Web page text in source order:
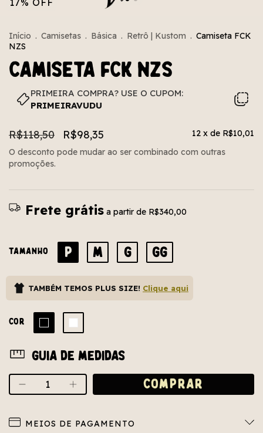
17% OFF
Início . Camisetas . Básica . Retrô | Kustom . Camiseta FCK
NZS
Camiseta FCK NZS
PRIMEIRA COMPRA? USE O CUPOM:
PRIMEIRAVUDU
R$118,50 R$98,35 12 x de R$10,01
O desconto pode mudar ao ser combinado com outras
promoções.
Frete grátis a partir de R$340,00
TAMANHO P M G GG
TAMBÉM TEMOS PLUS SIZE! Clique aqui
COR
Guia de medidas
MEIOS DE PAGAMENTO